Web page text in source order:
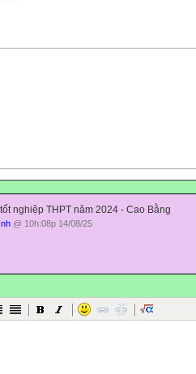
nghiệp THPT năm 2024 - Cao Bằng
@ 10h:08p 14/08/25